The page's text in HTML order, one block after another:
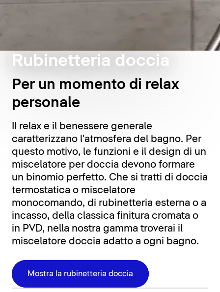
Rubinetteria doccia
Per un momento di relax
personale
Il relax e il benessere generale
caratterizzano l'atmosfera del bagno. Per
questo motivo, le funzioni e il design di un
miscelatore per doccia devono formare
un binomio perfetto. Che si tratti di doccia
termostatica o miscelatore
monocomando, di rubinetteria esterna o a
incasso, della classica finitura cromata o
in PVD, nella nostra gamma troverai il
miscelatore doccia adatto a ogni bagno.
Mostra la rubinetteria doccia